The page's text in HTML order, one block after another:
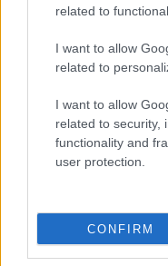
related to
I want to allow
related to
I want to allow
related to security,
functionality and
user protection.
CONFIRM
Steakhouse EURCV
(STEAKEURCV)
Epoch Island
(EPOCH)
Stride Staked Injective
Vested XOR
(VXOR)